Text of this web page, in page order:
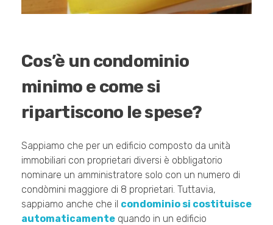
Cos’è un condominio
minimo e come si
ripartiscono le spese?
Sappiamo che per un edificio composto da unità
immobiliari con proprietari diversi è obbligatorio
nominare un amministratore solo con un numero di
condòmini maggiore di 8 proprietari. Tuttavia,
sappiamo anche che il condominio si costituisce
automaticamente quando in un edificio